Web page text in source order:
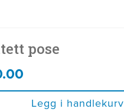
pose
Legg i handlekurv